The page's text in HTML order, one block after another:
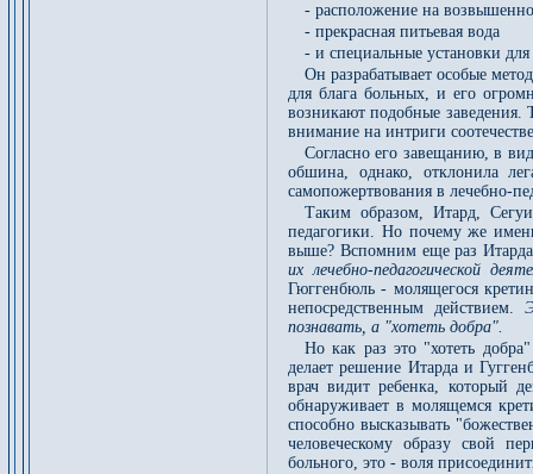
- расположение на
- прекрасная питьевая вода
- и специальные установки
Он разрабатывает особые
для блага больных, и его
возникают подобные заведения.
внимание на интриги
Согласно его завещанию, в
обшина, однако, отклонила
самопожертвования в лечебно-
Таким образом, Итард,
педагогики. Но почему же
выше? Вспомним еще раз
их лечебно-педагогической
Гюггенбюль - молящегося
непосредственным действием.
познавать, а "хотеть добра".
Но как раз это "хотеть
делает решение Итарда и
врач видит ребенка, который
обнаруживает в молящемся
способно высказывать
человеческому образу свой
больного, это - воля